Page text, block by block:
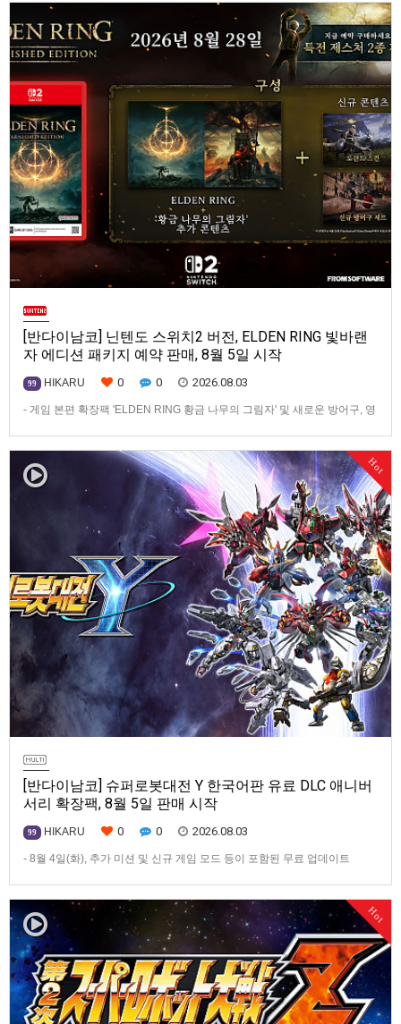
[반다이남코] 닌텐도 스위치2 버전, ELDEN RING 빛바랜
자 에디션 패키지 예약 판매, 8월 5일 시작
99 HIKARU 0 0 2026.08.03
- 게임 본편 확장팩 'ELDEN RING 황금 나무의 그림자' 및 새로운 방어구, 영
문 판매를 8월 5일(수)부터 시작한다고 발표했다.‘ELDEN RING 빛바랜 자
에디션’에는 ‘ELDEN R…
Hot
[반다이남코] 슈퍼로봇대전 Y 한국어판 유료 DLC 애니버
서리 확장팩, 8월 5일 판매 시작
99 HIKARU 0 0 2026.08.03
- 8월 4일(화), 추가 미션 및 신규 게임 모드 등이 포함된 무료 업데이트
Switch™, Steam®용 ‘슈퍼로봇대전 Y’(한국어판)의 유료 DLC ‘애니버서리
확장팩’을 2026년 …
Hot